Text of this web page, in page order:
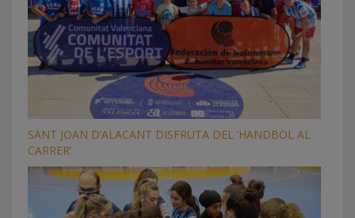
SANT JOAN D’ALACANT DISFRUTA DEL ‘HANDBOL AL
CARRER’